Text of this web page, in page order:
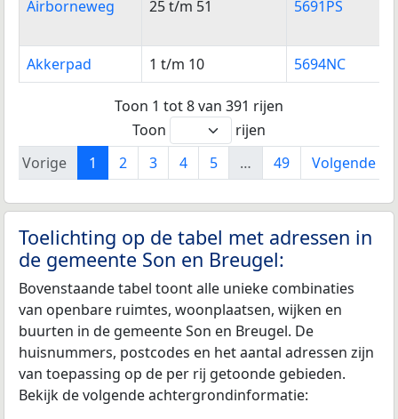
Airborneweg
25 t/m 51 5691PS
Akkerpad 1 t/m 10 5694NC
Toon 1 tot 8 van 391 rijen
Toon
rijen
Vorige
1 2 3 4 5 … 49 Volgende
Toelichting op de tabel met adressen in
de gemeente Son en Breugel:
Bovenstaande tabel toont alle unieke combinaties
van openbare ruimtes, woonplaatsen, wijken en
buurten in de gemeente Son en Breugel. De
huisnummers, postcodes en het aantal adressen zijn
van toepassing op de per rij getoonde gebieden.
Bekijk de volgende achtergrondinformatie: